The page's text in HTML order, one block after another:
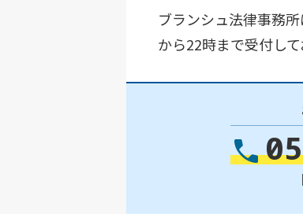
ブランシュ法律事務
から22時まで受付し